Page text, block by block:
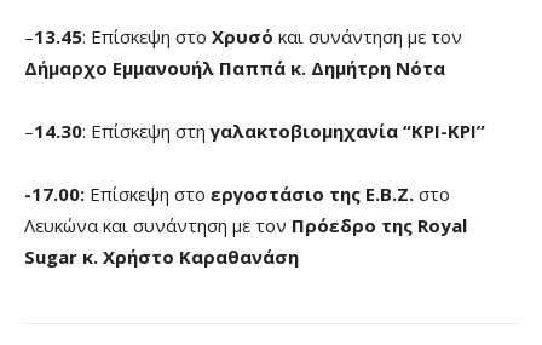
–13.45: Επίσκεψη στο Χρυσό και συνάντηση με τον
Δήμαρχο Εμμανουήλ Παππά κ. Δημήτρη Νότα
–14.30: Επίσκεψη στηγαλακτοβιομηχανία “ΚΡΙ-ΚΡΙ”
-17.00: Επίσκεψη στο εργοστάσιο της Ε.Β.Ζ. στο
Λευκώνα και συνάντηση με τον Πρόεδρο της Royal
Sugar κ. Χρήστο Καραθανάση